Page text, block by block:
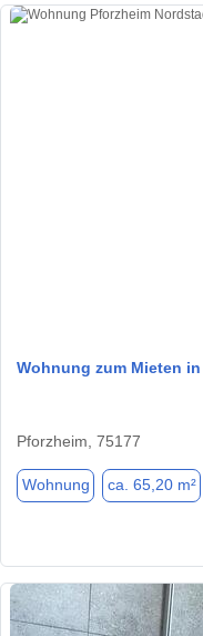
Wohnung zum Mieten in
Pforzheim, 75177
Wohnung ca. 65,20 m²